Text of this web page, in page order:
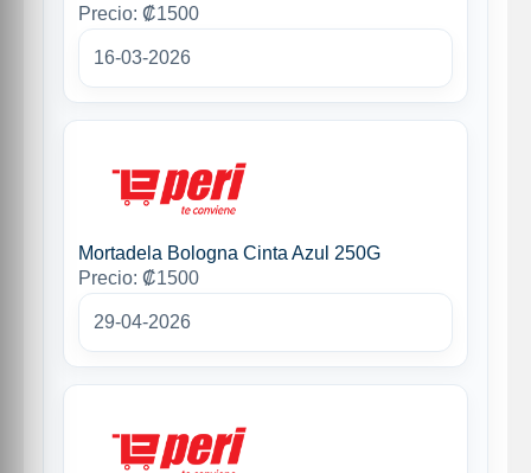
Precio: ₡1500
16-03-2026
Mortadela Bologna Cinta Azul 250G
Precio: ₡1500
29-04-2026